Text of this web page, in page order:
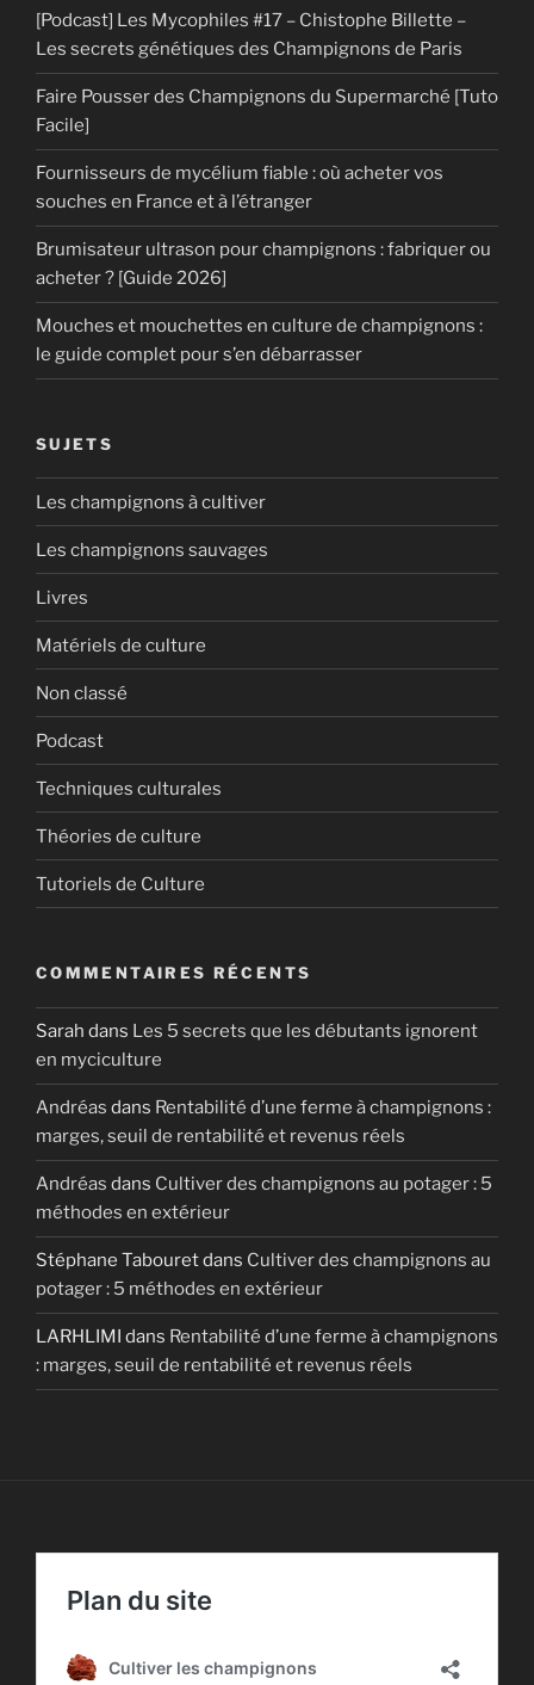
[Podcast] Les Mycophiles #17 – Chistophe Billette –
Les secrets génétiques des Champignons de Paris
Faire Pousser des Champignons du Supermarché [Tuto
Facile]
Fournisseurs de mycélium fiable : où acheter vos
souches en France et à l’étranger
Brumisateur ultrason pour champignons : fabriquer ou
acheter ? [Guide 2026]
Mouches et mouchettes en culture de champignons :
le guide complet pour s’en débarrasser
SUJETS
Les champignons à cultiver
Les champignons sauvages
Livres
Matériels de culture
Non classé
Podcast
Techniques culturales
Théories de culture
Tutoriels de Culture
COMMENTAIRES RÉCENTS
Sarah dans Les 5 secrets que les débutants ignorent
en myciculture
Andréas dans Rentabilité d’une ferme à champignons :
marges, seuil de rentabilité et revenus réels
Andréas dans Cultiver des champignons au potager : 5
méthodes en extérieur
Stéphane Tabouretdans Cultiver des champignons au
potager : 5 méthodes en extérieur
LARHLIMI dans Rentabilité d’une ferme à champignons
: marges, seuil de rentabilité et revenus réels